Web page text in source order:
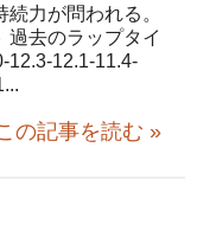
力が問われる。
去のラップタイ
12.1-11.4-
の記事を読む »